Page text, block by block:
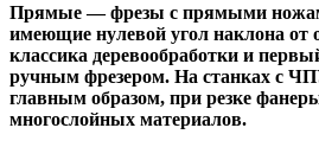
Прямые— фрезы с прямыми
имеющие нулевой угол наклона от
классика деревообработки и
ручным фрезером. На станках с
главным образом, при резке
многослойных материалов.